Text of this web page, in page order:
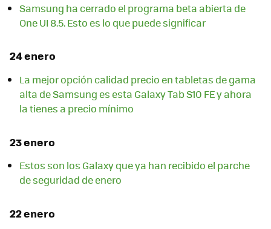
Samsung ha cerrado el programa beta abierta de
One UI 8.5. Esto es lo que puede significar
24 enero
La mejor opción calidad precio en tabletas de gama
alta de Samsung es esta Galaxy Tab S10 FE y ahora
la tienes a precio mínimo
23 enero
Estos son los Galaxy que ya han recibido el parche
de seguridad de enero
22 enero